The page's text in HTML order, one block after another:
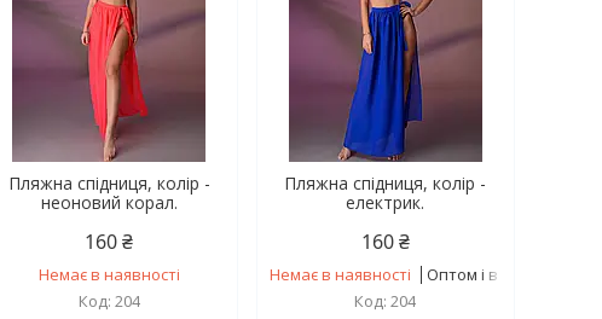
Пляжна спідниця, колір -
неоновий корал.
160 ₴
Немає в наявності
204
Пляжна спідниця, колір -
електрик.
160 ₴
Немає в наявності
Оптом і в роздріб
204